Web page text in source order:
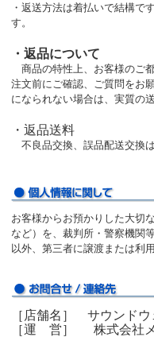
・返送方法は着払いで結構で
す。
・返品について
商品の特性上、お客様のご
注文前にご確認、ご質問をお
になられない場合は、実質の
・返品送料
不良品交換、誤品配送交換
お客様からお預かりした大切
など）を、裁判所・警察機関
以外、第三者に譲渡または利
［店舗名］ サウンドウ
［運 営］ 株式会社